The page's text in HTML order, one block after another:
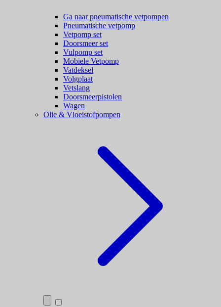
Ga naar pneumatische vetpompen
Pneumatische vetpomp
Vetpomp set
Doorsmeer set
Vulpomp set
Mobiele Vetpomp
Vatdeksel
Volgplaat
Vetslang
Doorsmeerpistolen
Wagen
Olie & Vloeistofpompen